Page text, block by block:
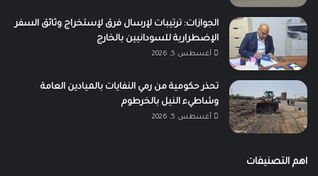
الجوازات: ترتيبات لإرسال فرق لإستخراج وثائق السفر
الإضطرارية للسودانيين بالخارج
أغسطس 5, 2026
تحذر حكومية من رمي النفايات بالميادين العامة
وشاطيء النيل بالخرطوم
أغسطس 5, 2026
اهم التصنيفات